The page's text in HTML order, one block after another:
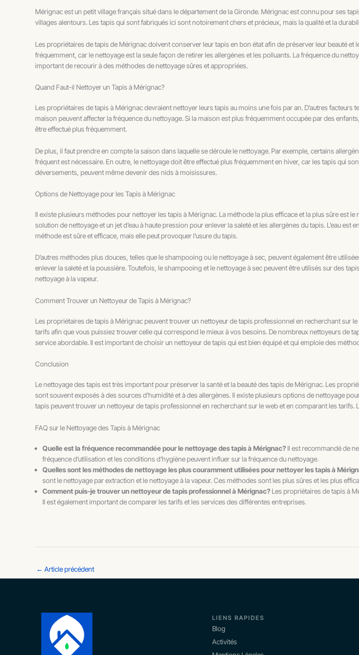
Mérignac est un petit village français situé dans le département de la Gironde. Mérignac est connu pour ses
villages alentours. Les tapis qui sont fabriqués ici sont notoirement chers et précieux, mais la qualité et la
Les propriétaires de tapis de Mérignac doivent conserver leur tapis en bon état afin de préserver leur beauté
fréquemment, car le nettoyage est la seule façon de retirer les allergènes et les polluants. La fréquence du
important de recourir à des méthodes de nettoyage sûres et appropriées.
Quand Faut-il Nettoyer un Tapis à Mérignac?
Les propriétaires de tapis à Mérignac devraient nettoyer leurs tapis au moins une fois par an. D’autres facteurs
maison peuvent affecter la fréquence du nettoyage. Si la maison est plus fréquemment occupée par des
être effectué plus fréquemment.
De plus, il faut prendre en compte la saison dans laquelle se déroule le nettoyage. Par exemple, certains
fréquent est nécessaire. En outre, le nettoyage doit être effectué plus fréquemment en hiver, car les tapis qui
déversements, peuvent même devenir des nids à moisissures.
Options de Nettoyage pour les Tapis à Mérignac
Il existe plusieurs méthodes pour nettoyer les tapis à Mérignac. La méthode la plus efficace et la plus sûre est
solution de nettoyage et un jet d’eau à haute pression pour enlever la saleté et les allergènes du tapis. L’eau
méthode est sûre et efficace, mais elle peut provoquer l’usure du tapis.
D’autres méthodes plus douces, telles que le shampooing ou le nettoyage à sec, peuvent également être
enlever la saleté et la poussière. Toutefois, le shampooing et le nettoyage à sec peuvent être utilisés sur des
nettoyage à la vapeur.
Comment Trouver un Nettoyeur de Tapis à Mérignac?
Les propriétaires de tapis à Mérignac peuvent trouver un nettoyeur de tapis professionnel en recherchant sur
tarifs afin que vous puissiez trouver celle qui correspond le mieux à vos besoins. De nombreux nettoyeurs de
service abordable. Il est important de choisir un nettoyeur de tapis qui est bien équipé et qui emploie des
Conclusion
Le nettoyage des tapis est très important pour préserver la santé et la beauté des tapis de Mérignac. Les
sont souvent exposés à des sources d’humidité et à des allergènes. Il existe plusieurs options de nettoyage
tapis peuvent trouver un nettoyeur de tapis professionnel en recherchant sur le web et en comparant les
FAQ sur le Nettoyage des Tapis à Mérignac
Quelle est la fréquence recommandée pour le nettoyage des tapis à Mérignac? Il est recommandé de
fréquence d’utilisation et les conditions d’hygiène peuvent influer sur la fréquence du nettoyage.
Quelles sont les méthodes de nettoyage les plus couramment utilisées pour nettoyer les tapis à
sont le nettoyage par extraction et le nettoyage à la vapeur. Ces méthodes sont les plus sûres et les plus
Comment puis-je trouver un nettoyeur de tapis professionnel à Mérignac? Les propriétaires de tapis à
Il est également important de comparer les tarifs et les services des différentes entreprises.
← Article précédent
LIENS RAPIDES
Blog
Activités